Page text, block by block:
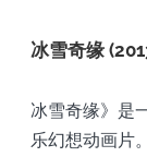
冰雪奇缘
冰雪奇缘》是
乐幻想动画片